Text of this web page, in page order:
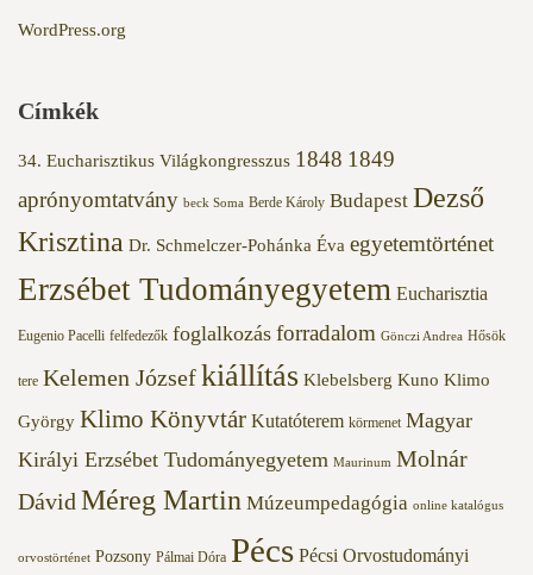
WordPress.org
Címkék
34. Eucharisztikus Világkongresszus 1848 1849
aprónyomtatvány beck Soma Berde Károly Budapest Dezső
Krisztina Dr. Schmelczer-Pohánka Éva egyetemtörténet
Erzsébet Tudományegyetem Eucharisztia
Eugenio Pacelli felfedezők foglalkozás forradalom Gönczi Andrea Hősök
tere Kelemen Józsefkiállítás Klebelsberg Kuno Klimo
György Klimo Könyvtár Kutatóterem körmenet Magyar
Királyi Erzsébet Tudományegyetem Maurinum Molnár
Dávid Méreg Martin Múzeumpedagógia online katalógus
orvostörténet Pozsony Pálmai Dóra Pécs Pécsi Orvostudományi